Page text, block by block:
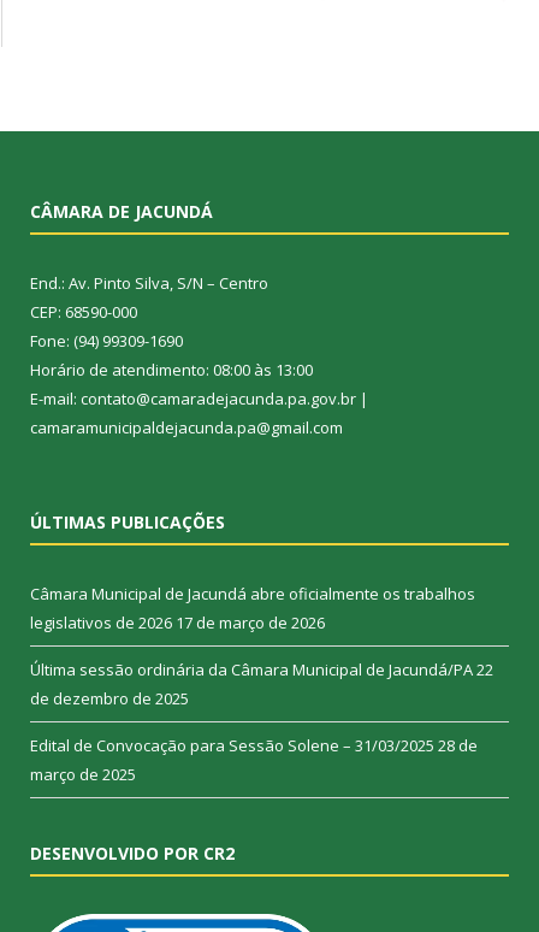
CÂMARA DE JACUNDÁ
End.: Av. Pinto Silva, S/N – Centro
CEP: 68590-000
Fone: (94) 99309-1690
Horário de atendimento: 08:00 às 13:00
E-mail: contato@camaradejacunda.pa.gov.br |
camaramunicipaldejacunda.pa@gmail.com
ÚLTIMAS PUBLICAÇÕES
Câmara Municipal de Jacundá abre oficialmente os trabalhos
legislativos de 2026 17 de março de 2026
Última sessão ordinária da Câmara Municipal de Jacundá/PA22
de dezembro de 2025
Edital de Convocação para Sessão Solene – 31/03/2025 28 de
março de 2025
DESENVOLVIDO POR CR2